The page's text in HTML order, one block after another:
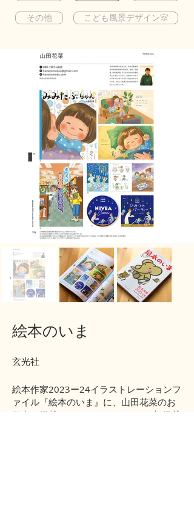
その他 こども風景デザイン室
絵本のいま
玄光社
絵本作家2023ー24イラストレーションフ
ァイル『絵本のいま』に、山田花菜のお
仕事を掲載させていただきました♪初掲載